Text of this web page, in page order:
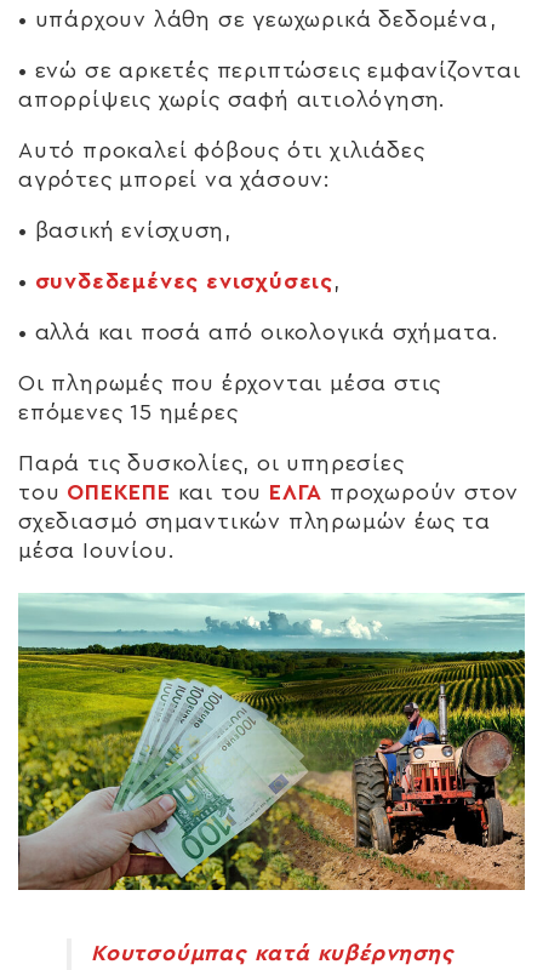
• υπάρχουν λάθη σε γεωχωρικά δεδομένα,
• ενώ σε αρκετές περιπτώσεις εμφανίζονται
απορρίψεις χωρίς σαφή αιτιολόγηση.
Αυτό προκαλεί φόβους ότι χιλιάδες
αγρότες μπορεί να χάσουν:
• βασική ενίσχυση,
• συνδεδεμένες ενισχύσεις,
• αλλά και ποσά από οικολογικά σχήματα.
Οι πληρωμές που έρχονται μέσα στις
επόμενες 15 ημέρες
Παρά τις δυσκολίες, οι υπηρεσίες
του ΟΠΕΚΕΠΕ και του ΕΛΓΑ προχωρούν στον
σχεδιασμό σημαντικών πληρωμών έως τα
μέσα Ιουνίου.
Κουτσούμπας κατά κυβέρνησης